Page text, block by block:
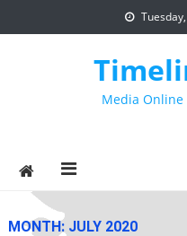
to
Media Online
MONTH: JULY 2020